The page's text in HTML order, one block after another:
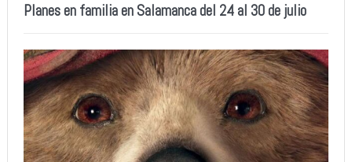
Planes en familia en Salamanca del 24 al 30 de julio